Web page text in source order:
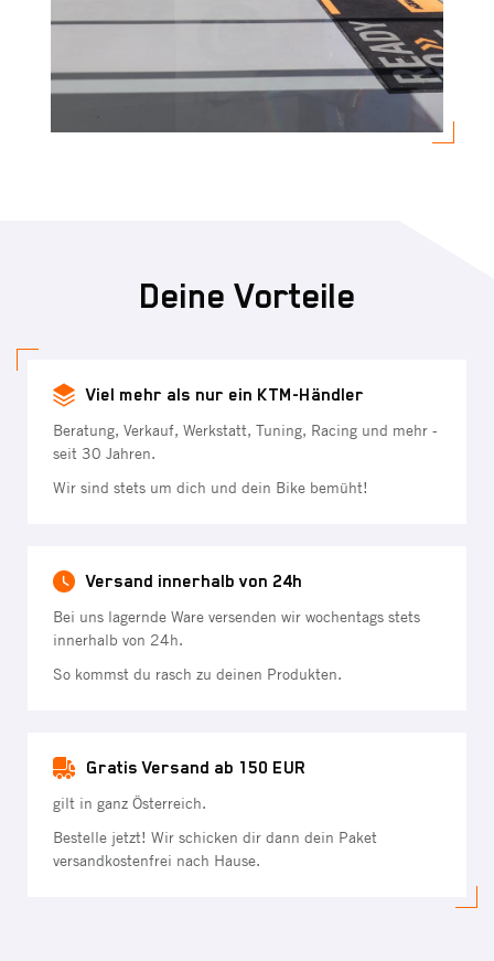
Deine Vorteile
Viel mehr als nur ein KTM-Händler
Beratung, Verkauf, Werkstatt, Tuning, Racing und mehr -
seit 30 Jahren.
Wir sind stets um dich und dein Bike bemüht!
Versand innerhalb von 24h
Bei uns lagernde Ware versenden wir wochentags stets
innerhalb von 24h.
So kommst du rasch zu deinen Produkten.
Gratis Versand ab 150 EUR
gilt in ganz Österreich.
Bestelle jetzt! Wir schicken dir dann dein Paket
versandkostenfrei nach Hause.